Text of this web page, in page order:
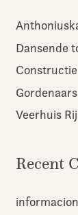
a
a
r
Dansende
Constructie
Gordenaars
Veerhuis
Recent